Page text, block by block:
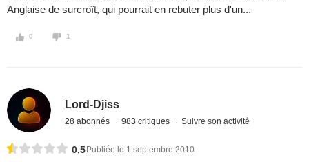
Anglaise de surcroît, qui pourrait en rebuter plus d'un...
0 1
Lord-Djiss
28 abonnés 983 critiques Suivre son activité
0,5 Publiée le 1 septembre 2010